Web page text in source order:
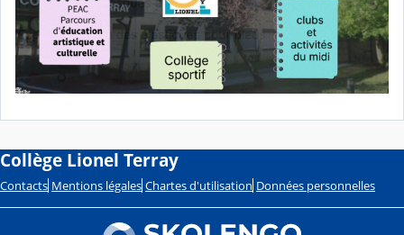
Collège Lionel Terray
Contacts Mentions légales Chartes d'utilisation Données personnelles